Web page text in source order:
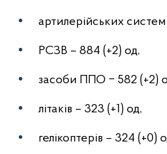
артилерійських
РСЗВ – 884 (+2) од,
засоби ППО ‒ 582 (+2)
літаків – 323 (+1) од,
гелікоптерів – 324 (+0)